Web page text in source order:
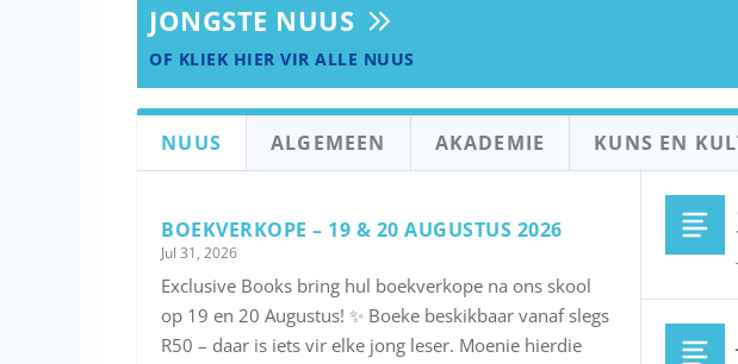
JONGSTE NUUS
OF KLIEK HIER VIR ALLE NUUS
NUUS ALGEMEEN AKADEMIE KUNS EN
BOEKVERKOPE – 19 & 20 AUGUSTUS 2026
Jul 31, 2026
Exclusive Books bring hul boekverkope na ons skool
op 19 en 20 Augustus! ✨ Boeke beskikbaar vanaf slegs
R50 – daar is iets vir elke jong leser. Moenie hierdie